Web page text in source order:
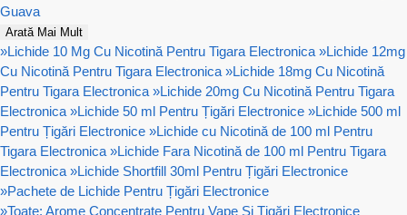
Guava
Arată Mai Mult
»Lichide 10 Mg Cu Nicotină Pentru Tigara Electronica »Lichide 12mg
Cu Nicotină Pentru Tigara Electronica »Lichide 18mg Cu Nicotină
Pentru Tigara Electronica »Lichide 20mg Cu Nicotină Pentru Tigara
Electronica »Lichide 50 ml Pentru Țigări Electronice »Lichide 500 ml
Pentru Țigări Electronice »Lichide cu Nicotină de 100 ml Pentru
Tigara Electronica »Lichide Fara Nicotină de 100 ml Pentru Tigara
Electronica »Lichide Shortfill 30ml Pentru Țigări Electronice
»Pachete de Lichide Pentru Țigări Electronice
»Toate: Arome Concentrate Pentru Vape Și Țigări Electronice